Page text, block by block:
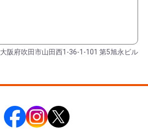
大阪府吹田市山田西1-36-1-101 第5旭永ビル